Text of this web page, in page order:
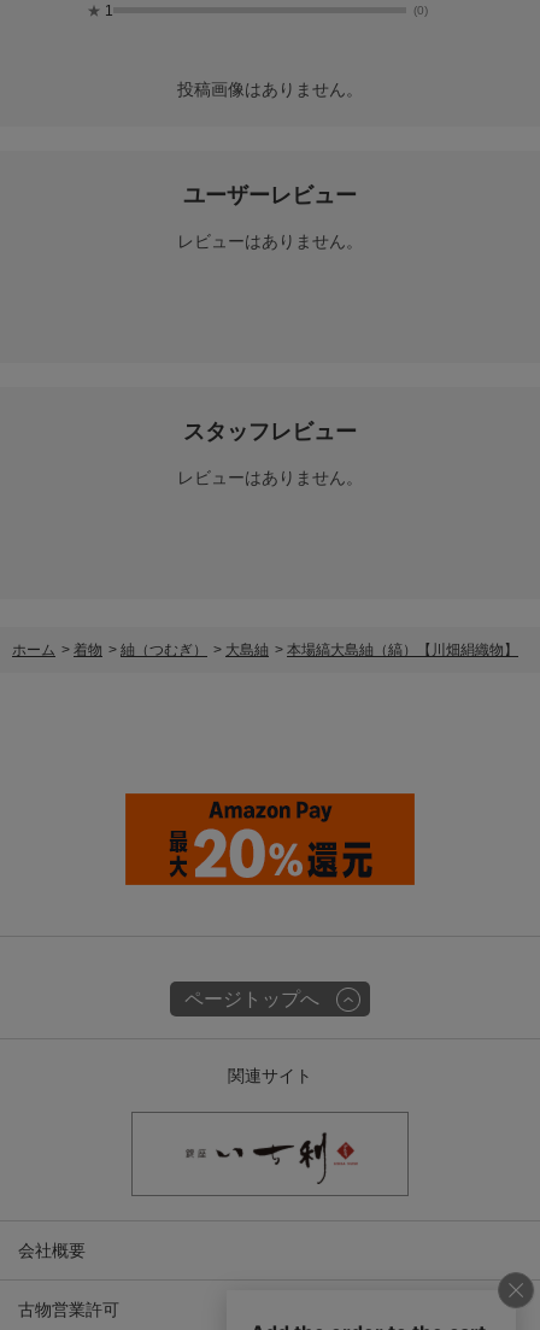
★ 1 (0)
投稿画像はありません。
ユーザーレビュー
レビューはありません。
スタッフレビュー
レビューはありません。
ホーム > 着物 > 紬（つむぎ） > 大島紬 > 本場縞大島紬（縞）【川畑絹織物】
ページトップへ
関連サイト
会社概要
古物営業許可